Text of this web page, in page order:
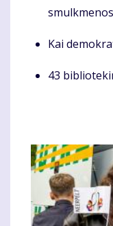
smulkmenos
Kai
43